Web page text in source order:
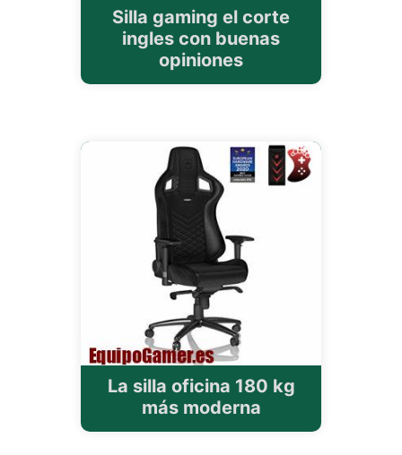
Silla gaming el corte
ingles con buenas
opiniones
La silla oficina 180 kg
más moderna